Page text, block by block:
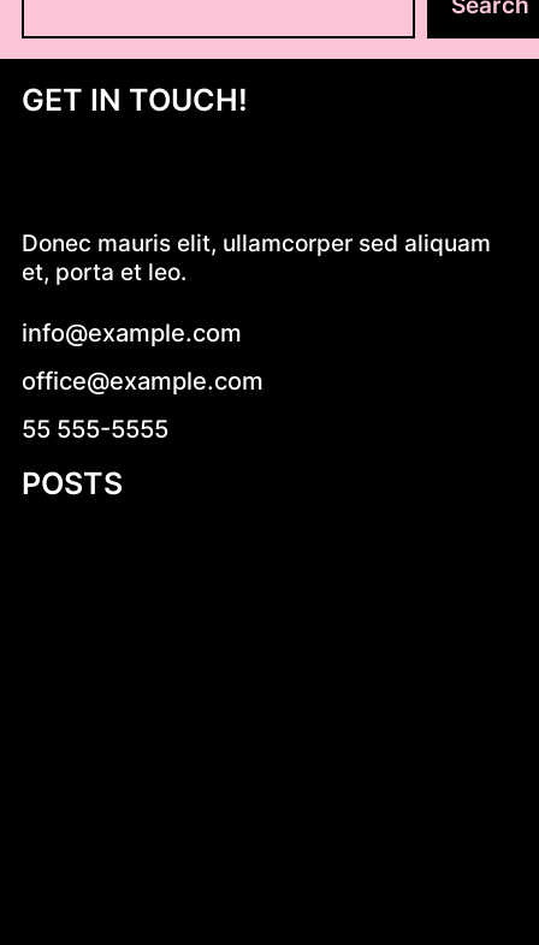
u
a
Search
GET IN TOUCH!
Donec mauris elit, ullamcorper sed aliquam
et, porta et leo.
info@example.com
office@example.com
55 555-5555
POSTS